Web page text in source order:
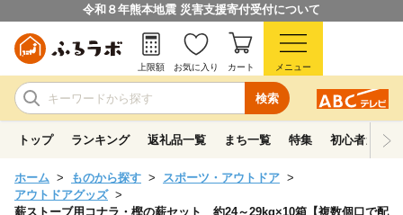
令和８年熊本地震 災害支援寄付受付について
検索
上限額 お気に入り カート メニュー
トップ ランキング 返礼品一覧 まち一覧 特集 初心者ガイド
ホーム ものから探す
スポーツ・アウトドア
アウトドアグッズ
薪ストーブ用コナラ・樫の薪セット 約24～29kg×10箱【複数個口で配